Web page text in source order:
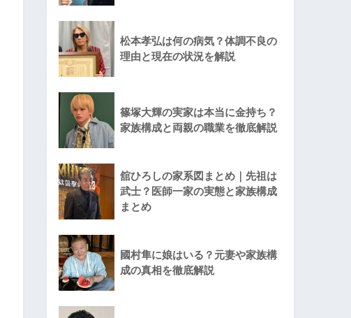
松本孝弘は何の病気？体調不良の
理由と現在の状況を解説
篠塚大輝の実家は本当に金持ち？
家族構成と両親の職業を徹底解説
舘ひろしの家系図まとめ｜先祖は
武士？医師一家の実態と家族構成
まとめ
國村隼に娘はいる？元妻や家族構
成の真相を徹底解説